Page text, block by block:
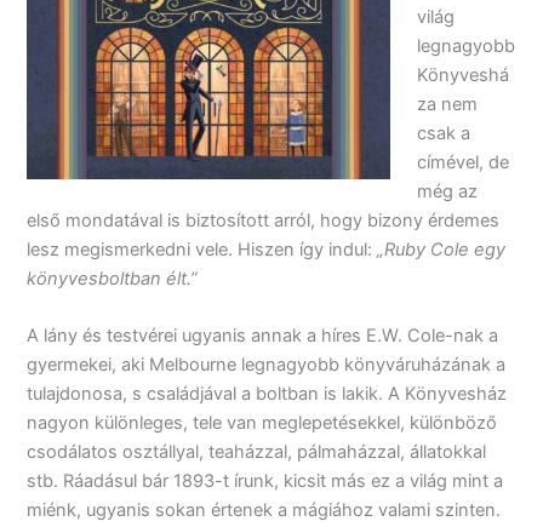
világ
legnagyobb
Könyveshá
za nem
csak a
címével, de
még az
első mondatával is biztosított arról, hogy bizony érdemes
lesz megismerkedni vele. Hiszen így indul:„Ruby Cole egy
könyvesboltban élt.”
A lány és testvérei ugyanis annak a híres E.W. Cole-nak a
gyermekei, aki Melbourne legnagyobb könyváruházának a
tulajdonosa, s családjával a boltban is lakik. A Könyvesház
nagyon különleges, tele van meglepetésekkel, különböző
csodálatos osztállyal, teaházzal, pálmaházzal, állatokkal
stb. Ráadásul bár 1893-t írunk, kicsit más ez a világ mint a
miénk, ugyanis sokan értenek a mágiához valami szinten.